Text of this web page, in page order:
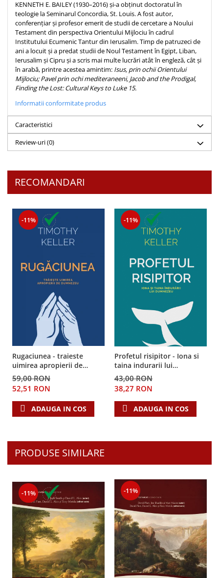
Despre afaceri
Dezvoltare personala
Leadership
Mediu
Sanatate / nutritie
KENNETH E. BAILEY (1930–2016) și-a obținut doctoratul în
teologie la Seminarul Concordia, St. Louis. A fost autor,
conferențiar și profesor emerit de studii de cercetare a Noului
Testament din perspectiva Orientului Mijlociu în cadrul
Institutului Ecumenic Tantur din Ierusalim. Timp de patruzeci de
ani a locuit și a predat studii de Noul Testament în Egipt, Liban,
Ierusalim și Cipru și a scris mai multe lucrări atât în engleză, cât și
în arabă, printre acestea amintim: Isus, prin ochii Orientului
Mijlociu; Pavel prin ochi mediteraneeni, Jacob and the Prodigal,
Finding the Lost: Cultural Keys to Luke 15.
Informatii conformitate produs
Caracteristici
Review-uri(0)
RECOMANDARI
-11%
Rugaciunea - traieste
uimirea apropierii de
Dumnezeu
59,00 RON
52,51 RON
ADAUGA IN COS
-11%
Profetul risipitor - Iona si
taina indurarii lui
Dumnezeu
43,00 RON
38,27 RON
ADAUGA IN COS
PRODUSE SIMILARE
-11% -11%